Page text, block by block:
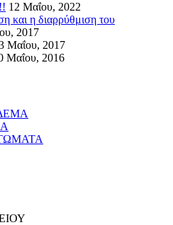
12 Μαΐου, 2022
και η διαρρύθμιση του
2017
Μαΐου, 2017
Μαΐου, 2016